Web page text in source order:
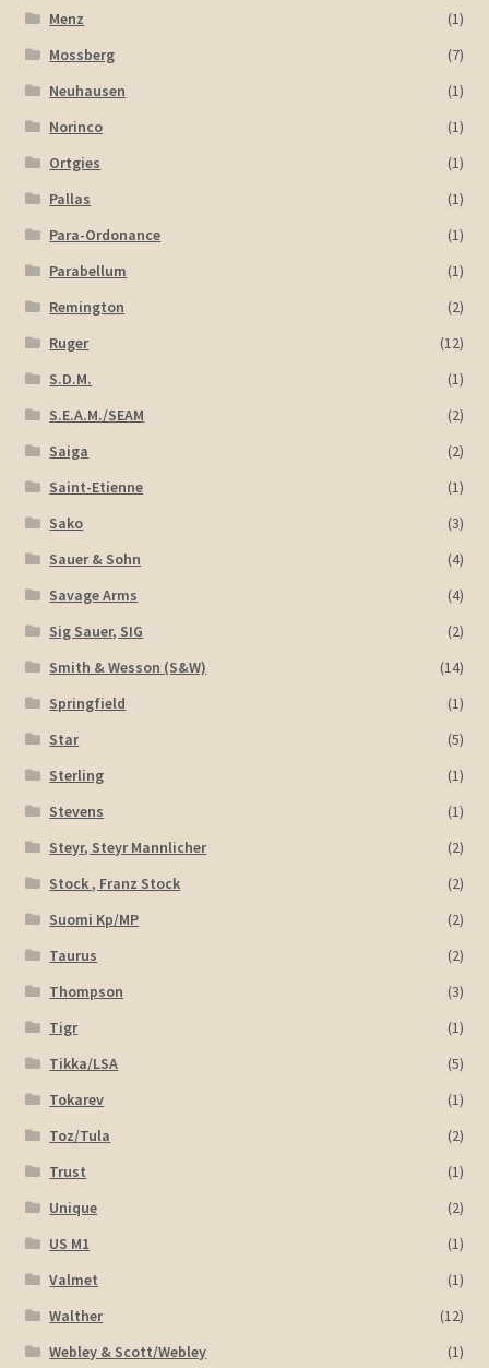
Menz
(1)
Mossberg
(7)
Neuhausen
(1)
Norinco
(1)
Ortgies
(1)
Pallas
(1)
Para-Ordonance
(1)
Parabellum
(1)
Remington
(2)
Ruger
(12)
S.D.M.
(1)
S.E.A.M./SEAM
(2)
Saiga
(2)
Saint-Etienne
(1)
Sako
(3)
Sauer & Sohn
(4)
Savage Arms
(4)
Sig Sauer, SIG
(2)
Smith & Wesson (S&W)
(14)
Springfield
(1)
Star
(5)
Sterling
(1)
Stevens
(1)
Steyr, Steyr Mannlicher
(2)
Stock , Franz Stock
(2)
Suomi Kp/MP
(2)
Taurus
(2)
Thompson
(3)
Tigr
(1)
Tikka/LSA
(5)
Tokarev
(1)
Toz/Tula
(2)
Trust
(1)
Unique
(2)
US M1
(1)
Valmet
(1)
Walther
(12)
Webley & Scott/Webley
(1)